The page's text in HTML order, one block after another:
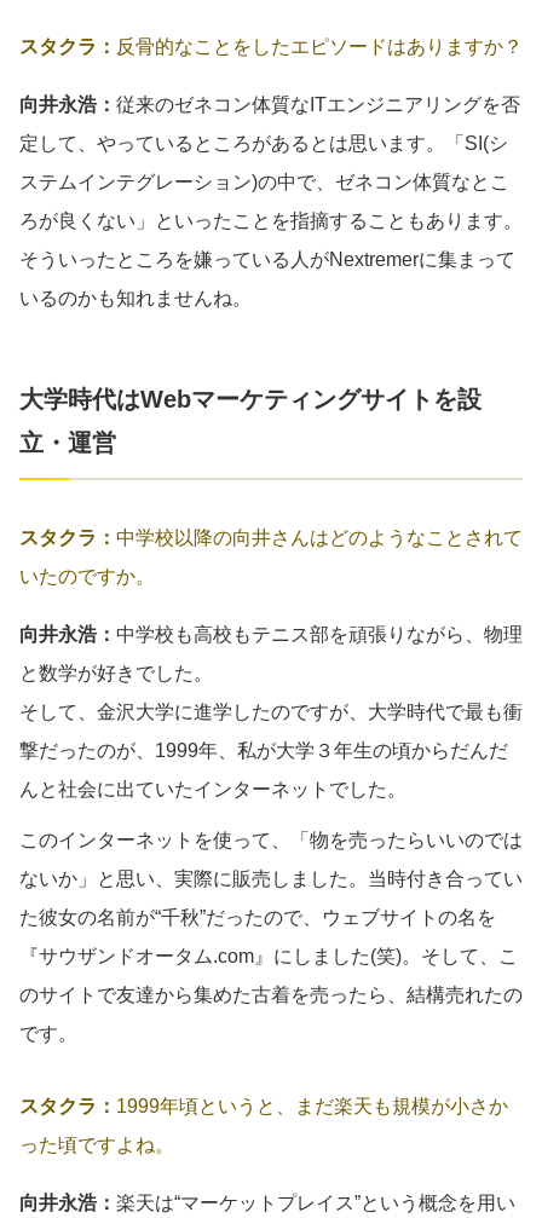
スタクラ： 反骨的なことをしたエピソードはありますか？
向井永浩： 従来のゼネコン体質なITエンジニアリングを否
定して、やっているところがあるとは思います。「SI(シ
ステムインテグレーション)の中で、ゼネコン体質なとこ
ろが良くない」といったことを指摘することもあります。
そういったところを嫌っている人がNextremerに集まって
いるのかも知れませんね。
大学時代はWebマーケティングサイトを設
立・運営
スタクラ： 中学校以降の向井さんはどのようなことされて
いたのですか。
向井永浩： 中学校も高校もテニス部を頑張りながら、物理
と数学が好きでした。
そして、金沢大学に進学したのですが、大学時代で最も衝
撃だったのが、1999年、私が大学３年生の頃からだんだ
んと社会に出ていたインターネットでした。
このインターネットを使って、「物を売ったらいいのでは
ないか」と思い、実際に販売しました。当時付き合ってい
た彼女の名前が“千秋”だったので、ウェブサイトの名を
『サウザンドオータム.com』にしました(笑)。そして、こ
のサイトで友達から集めた古着を売ったら、結構売れたの
です。
スタクラ： 1999年頃というと、まだ楽天も規模が小さか
った頃ですよね。
向井永浩： 楽天は“マーケットプレイス”という概念を用い